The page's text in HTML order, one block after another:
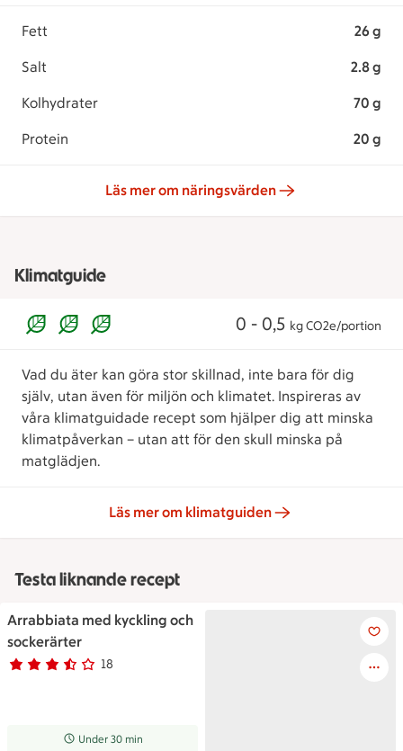
Fett 26 g
Salt 2.8 g
Kolhydrater 70 g
Protein 20 g
Läs mer om näringsvärden
Klimatguide
0 - 0,5 kg CO2e/portion
Vad du äter kan göra stor skillnad, inte bara för dig
själv, utan även för miljön och klimatet. Inspireras av
våra klimatguidade recept som hjälper dig att minska
klimatpåverkan – utan att för den skull minska på
matglädjen.
Läs mer om klimatguiden
Testa liknande recept
Arrabbiata med kyckling och
sockerärter
Betyg 3.7 av 5. 18
18 personer har röstat
Receptet tar Under 30 min att tillaga
Under 30 min